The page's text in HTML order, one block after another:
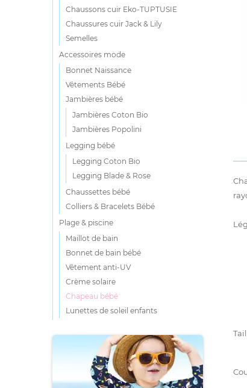
Chaussons cuir Eko-TUPTUSIE
Chaussures cuir Jack & Lily
Semelles
Accessoires mode
Bonnet Naissance
Vêtements Bébé
Jambières bébé
Jambières Coton Bio
Jambières Popolini
Legging bébé
Legging Coton Bio
Legging Blade & Rose
Chaussettes bébé
Colliers & Bracelets Bébé
Plage & piscine
Maillot de bain
Bonnet de bain bébé
Vêtement anti-UV
Crème solaire
Chapeau bébé
Lunettes de soleil enfants